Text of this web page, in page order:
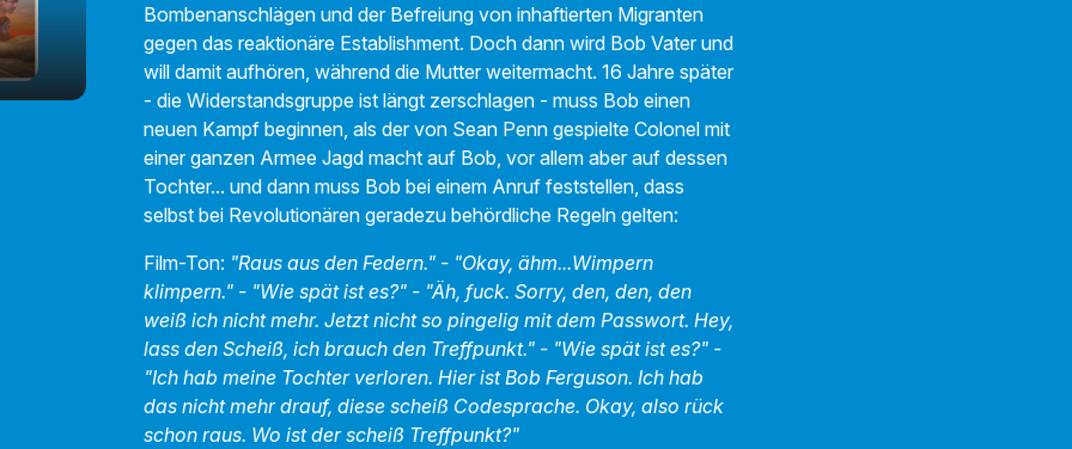
Bombenanschlägen und der Befreiung von inhaftierten Migranten
gegen das reaktionäre Establishment. Doch dann wird Bob Vater und
will damit aufhören, während die Mutter weitermacht. 16 Jahre später
- die Widerstandsgruppe ist längt zerschlagen - muss Bob einen
neuen Kampf beginnen, als der von Sean Penn gespielte Colonel mit
einer ganzen Armee Jagd macht auf Bob, vor allem aber auf dessen
Tochter... und dann muss Bob bei einem Anruf feststellen, dass
selbst bei Revolutionären geradezu behördliche Regeln gelten:
Film-Ton: "Raus aus den Federn." - "Okay, ähm...Wimpern
klimpern." - "Wie spät ist es?" - "Äh, fuck. Sorry, den, den, den
weiß ich nicht mehr. Jetzt nicht so pingelig mit dem Passwort. Hey,
lass den Scheiß, ich brauch den Treffpunkt." - "Wie spät ist es?" -
"Ich hab meine Tochter verloren. Hier ist Bob Ferguson. Ich hab
das nicht mehr drauf, diese scheiß Codesprache. Okay, also rück
schon raus. Wo ist der scheiß Treffpunkt?"